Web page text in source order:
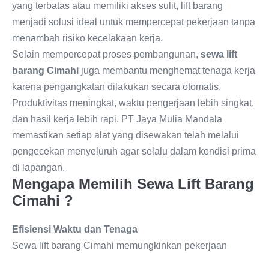
yang terbatas atau memiliki akses sulit, lift barang
menjadi solusi ideal untuk mempercepat pekerjaan tanpa
menambah risiko kecelakaan kerja.
Selain mempercepat proses pembangunan, sewa lift
barang Cimahi juga membantu menghemat tenaga kerja
karena pengangkatan dilakukan secara otomatis.
Produktivitas meningkat, waktu pengerjaan lebih singkat,
dan hasil kerja lebih rapi. PT Jaya Mulia Mandala
memastikan setiap alat yang disewakan telah melalui
pengecekan menyeluruh agar selalu dalam kondisi prima
di lapangan.
Mengapa Memilih Sewa Lift Barang
Cimahi ?
Efisiensi Waktu dan Tenaga
Sewa lift barang Cimahi memungkinkan pekerjaan